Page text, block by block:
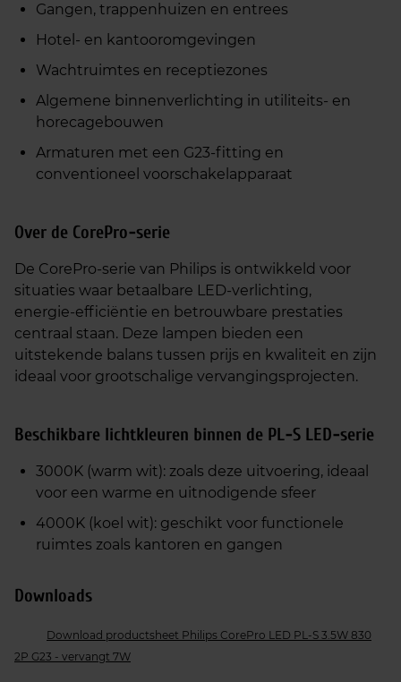
Gangen, trappenhuizen en entrees
Hotel- en kantooromgevingen
Wachtruimtes en receptiezones
Algemene binnenverlichting in utiliteits- en
horecagebouwen
Armaturen met een G23‑fitting en
conventioneel voorschakelapparaat
Over de CorePro‑serie
De CorePro‑serie van Philips is ontwikkeld voor
situaties waar betaalbare LED‑verlichting,
energie‑efficiëntie en betrouwbare prestaties
centraal staan. Deze lampen bieden een
uitstekende balans tussen prijs en kwaliteit en zijn
ideaal voor grootschalige vervangingsprojecten.
Beschikbare lichtkleuren binnen de PL‑S LED‑serie
3000K (warm wit): zoals deze uitvoering, ideaal
voor een warme en uitnodigende sfeer
4000K (koel wit): geschikt voor functionele
ruimtes zoals kantoren en gangen
Downloads
Download productsheet Philips CorePro LED PL-S 3.5W 830
2P G23 - vervangt 7W